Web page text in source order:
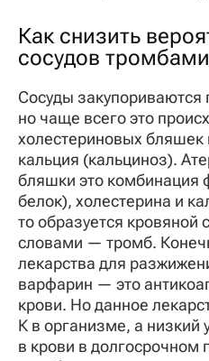
Как снизить
сосудов тромбами
Сосуды
но чаще всего это
холестериновых бляшек
кальция (кальциноз).
бляшки это комбинация
белок), холестерина и
то образуется кровяной
словами — тромб.
лекарства для
варфарин — это
крови. Но данное
К в организме, а низкий
в крови в долгосрочном